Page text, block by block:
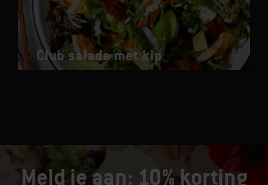
Club salade met kip
Meld je aan: 10% korting